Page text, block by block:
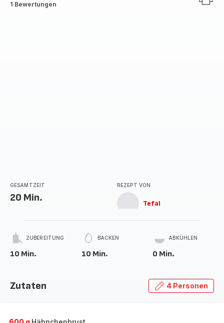
ratings.3.8
1 Bewertungen
GESAMTZEIT
20 Min.
REZEPT VON
Tefal
ZUBEREITUNG
10 Min.
BACKEN
10 Min.
ABKÜHLEN
0 Min.
Zutaten 4 Personen